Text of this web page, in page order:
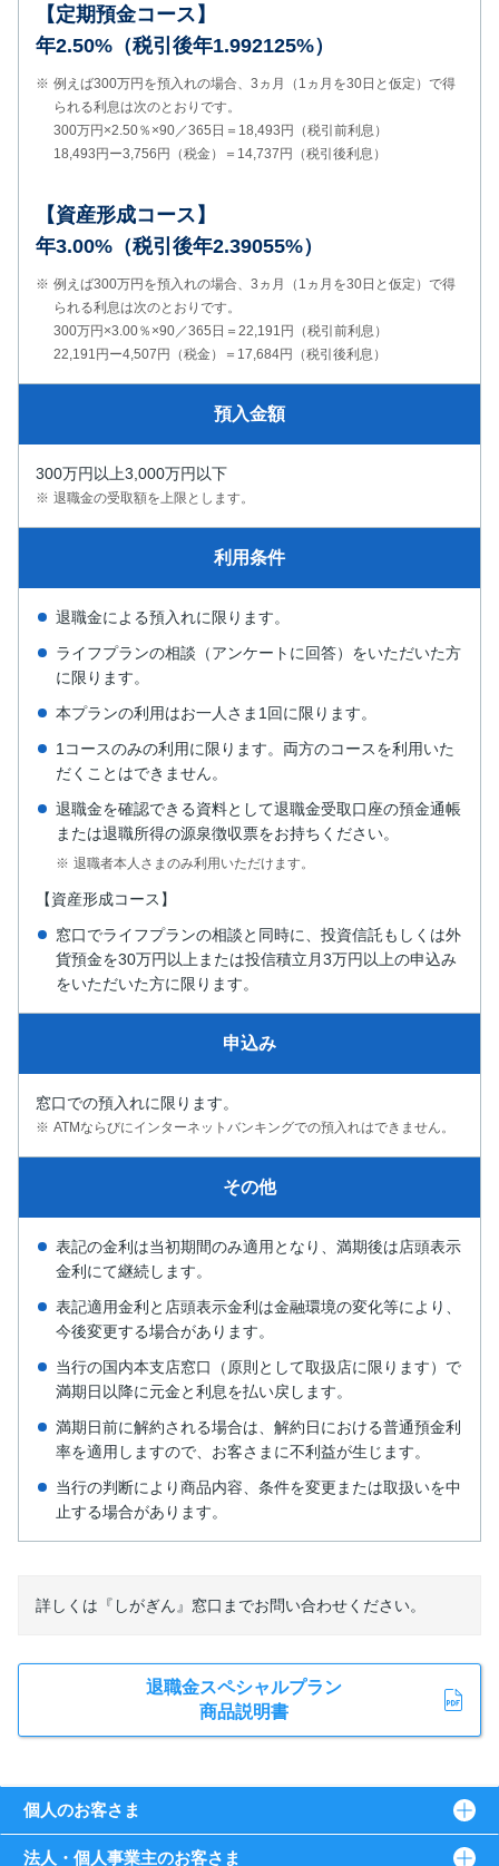
【定期預金コース】
年2.50%（税引後年1.992125%）
例えば300万円を預入れの場合、3ヵ月（1ヵ月を30日と仮定）で得
られる利息は次のとおりです。
300万円×2.50％×90／365日＝18,493円（税引前利息）
18,493円ー3,756円（税金）＝14,737円（税引後利息）
【資産形成コース】
年3.00%（税引後年2.39055%）
例えば300万円を預入れの場合、3ヵ月（1ヵ月を30日と仮定）で得
られる利息は次のとおりです。
300万円×3.00％×90／365日＝22,191円（税引前利息）
22,191円ー4,507円（税金）＝17,684円（税引後利息）
預入金額
300万円以上3,000万円以下
退職金の受取額を上限とします。
利用条件
退職金による預入れに限ります。
ライフプランの相談（アンケートに回答）をいただいた方
に限ります。
本プランの利用はお一人さま1回に限ります。
1コースのみの利用に限ります。両方のコースを利用いた
だくことはできません。
退職金を確認できる資料として退職金受取口座の預金通帳
または退職所得の源泉徴収票をお持ちください。
退職者本人さまのみ利用いただけます。
【資産形成コース】
窓口でライフプランの相談と同時に、投資信託もしくは外
貨預金を30万円以上または投信積立月3万円以上の申込み
をいただいた方に限ります。
申込み
窓口での預入れに限ります。
ATMならびにインターネットバンキングでの預入れはできません。
その他
表記の金利は当初期間のみ適用となり、満期後は店頭表示
金利にて継続します。
表記適用金利と店頭表示金利は金融環境の変化等により、
今後変更する場合があります。
当行の国内本支店窓口（原則として取扱店に限ります）で
満期日以降に元金と利息を払い戻します。
満期日前に解約される場合は、解約日における普通預金利
率を適用しますので、お客さまに不利益が生じます。
当行の判断により商品内容、条件を変更または取扱いを中
止する場合があります。
詳しくは『しがぎん』窓口までお問い合わせください。
退職金スペシャルプラン
商品説明書
個人のお客さま
法人・個人事業主のお客さま